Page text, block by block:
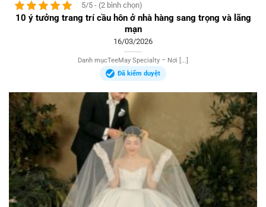
5/5 - (2 bình chọn)
10 ý tưởng trang trí cầu hôn ở nhà hàng sang trọng và lãng
mạn
16/03/2026
Danh mụcTeeMay Specialty – Nơi [...]
Đã kiểm duyệt